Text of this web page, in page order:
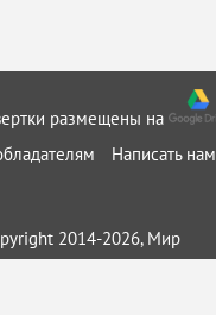
размещены на
Написать нам
2014-2026, Мир
моделирования ::